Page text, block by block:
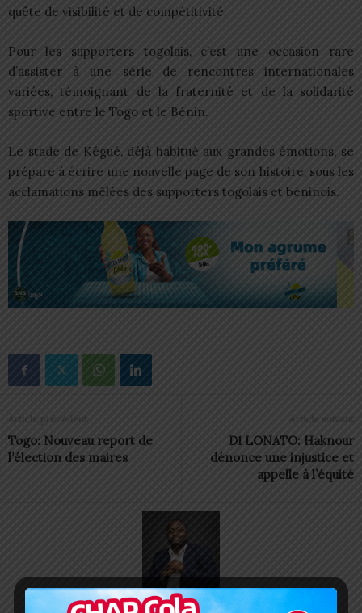
quête de visibilité et de compétitivité.
Pour les supporters togolais, c’est une occasion rare
d’assister à une série de rencontres internationales
variées, témoignant de la fraternité et de la solidarité
sportive entre le Togo et le Bénin.
Le stade de Kégué, déjà habitué aux grandes émotions, se
prépare à écrire une nouvelle page de son histoire, sous les
acclamations mêlées des supporters togolais et béninois.
Article précédent
Togo: Nouveau report de
l’élection des maires
Article suivant
D1 LONATO: Haknour
dénonce une injustice et
appelle à l’équité
Charbel SOSSOUVI